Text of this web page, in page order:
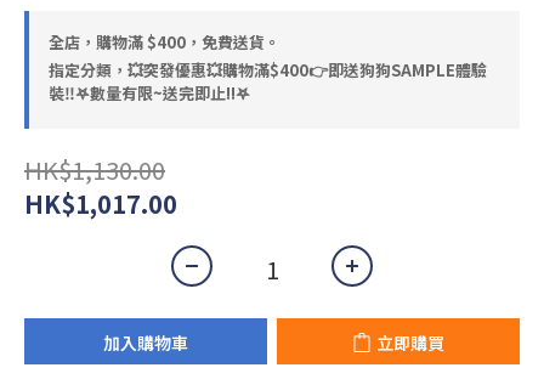
全店，購物滿 $400，免費送貨。
指定分類，💥突發優惠💥購物滿$400👉即送狗狗SAMPLE體驗
裝‼️𖤐數量有限~送完即止!!𖤐
HK$1,130.00
HK$1,017.00
加入購物車 立即購買